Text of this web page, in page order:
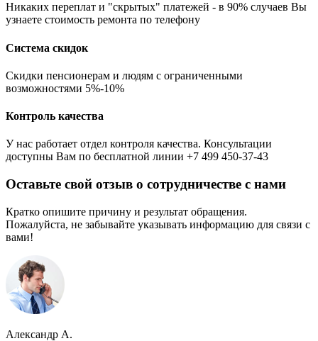
Никаких переплат и "скрытых" платежей - в 90% случаев Вы
узнаете стоимость ремонта по телефону
Система скидок
Скидки пенсионерам и людям с ограниченными
возможностями 5%-10%
Контроль качества
У нас работает отдел контроля качества. Консультации
доступны Вам по бесплатной линии +7 499 450-37-43
Оставьте свой отзыв о сотрудничестве с нами
Кратко опишите причину и результат обращения.
Пожалуйста, не забывайте указывать информацию для связи с
вами!
Александр А.